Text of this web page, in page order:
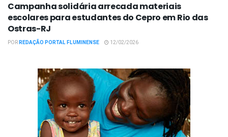
Campanha solidária arrecada materiais
escolares para estudantes do Cepro em Rio das
Ostras-RJ
PORREDAÇÃO PORTAL FLUMINENSE 12/02/2026